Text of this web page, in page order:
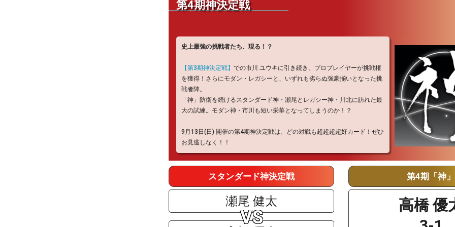
第4期神決定戦
史上最強の挑戦者たち、現る！？
【第3期神決定戦】 での市川 ユウキに引き続き、プロプレイヤーが挑戦権
を獲得！さらにモダン・レガシーと、いずれも劣らぬ強豪揃いとなった挑
戦者陣。
「神」防衛を続けるスタンダード神・瀬尾とレガシー神・川北に訪れた最
大の試練。モダン神・市川も短い栄華となってしまうのか！？
9月13日(日) 開催の第4期神決定戦は、どの対戦も超超超超好カード！ぜひ
お見逃しなく！！
スタンダード神決定戦
瀬尾 健太
第4期「神」
高橋 優